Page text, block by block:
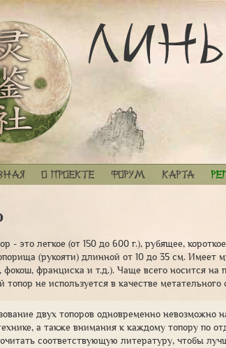
О проекте Форум Карта
- это легкое (от 150 до 600 г.), рубящее,
(рукояти) длинной от 10 до 35 см. Имеет
фокош, франциска и т.д.). Чаще всего носится
не используется в качестве метательного
двух топоров одновременно невозможно
а также внимания к каждому топору по
соответствующую литературу, чтобы